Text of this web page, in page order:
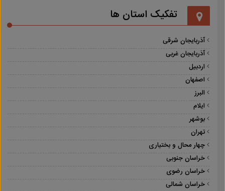
تفکیک استان ها
آذربایجان شرقی
آذربایجان غربی
اردبیل
اصفهان
البرز
ایلام
بوشهر
تهران
چهار محال و بختیاری
خراسان جنوبی
خراسان رضوی
خراسان شمالی